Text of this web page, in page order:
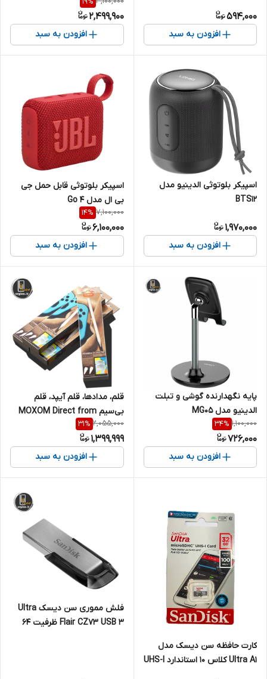
594,000
افزودن به سبد
2,499,900
افزودن به سبد
اسپیکر بلوتوثی الدینیو مدل
BTS12
1,970,000
افزودن به سبد
اسپیکر بلوتوثی قابل حمل جی
بی ال مدل Go 4
7,100,000
14%
6,100,000
افزودن به سبد
پایه نگهدارنده گوشی و تبلت
الدینیو مدل MG05
1,100,000
34%
726,000
افزودن به سبد
قلم، مدادها، قلم آیپد، قلم
بی‌سیم MOXOM Direct from
Global Factory با شارژ بی‌سیم
2,055,000
31%
1,399,999
افزودن به سبد
کارت حافظه سن دیسک مدل
Ultra A1 کلاس 10 استاندارد UHS-I
فلش مموری سن دیسک Ultra
Flair CZ73 USB 3 ظرفیت 64